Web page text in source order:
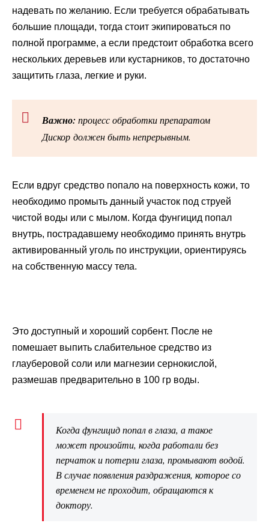
надевать по желанию. Если требуется обрабатывать
большие площади, тогда стоит экипироваться по
полной программе, а если предстоит обработка всего
нескольких деревьев или кустарников, то достаточно
защитить глаза, легкие и руки.
Важно: процесс обработки препаратом
Дискор должен быть непрерывным.
Если вдруг средство попало на поверхность кожи, то
необходимо промыть данный участок под струей
чистой воды или с мылом. Когда фунгицид попал
внутрь, пострадавшему необходимо принять внутрь
активированный уголь по инструкции, ориентируясь
на собственную массу тела.
Это доступный и хороший сорбент. После не
помешает выпить слабительное средство из
глауберовой соли или магнезии сернокислой,
размешав предварительно в 100 гр воды.
Когда фунгицид попал в глаза, а такое
может произойти, когда работали без
перчаток и потерли глаза, промывают водой.
В случае появления раздражения, которое со
временем не проходит, обращаются к
доктору.